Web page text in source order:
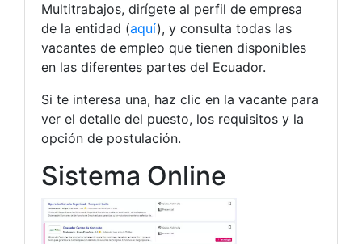
Multitrabajos, dirígete al perfil de empresa
de la entidad (aquí), y consulta todas las
vacantes de empleo que tienen disponibles
en las diferentes partes del Ecuador.
Si te interesa una, haz clic en la vacante para
ver el detalle del puesto, los requisitos y la
opción de postulación.
Sistema Online